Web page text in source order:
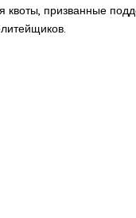
квоты, призванные